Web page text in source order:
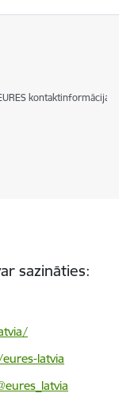
kontaktinformācija
sazināties:
latvia